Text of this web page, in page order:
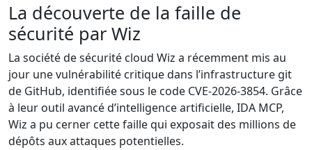
La découverte de la faille de
sécurité par Wiz
La société de sécurité cloud Wiz a récemment mis au
jour une vulnérabilité critique dans l’infrastructure git
de GitHub, identifiée sous le code CVE-2026-3854. Grâce
à leur outil avancé d’intelligence artificielle, IDA MCP,
Wiz a pu cerner cette faille qui exposait des millions de
dépôts aux attaques potentielles.